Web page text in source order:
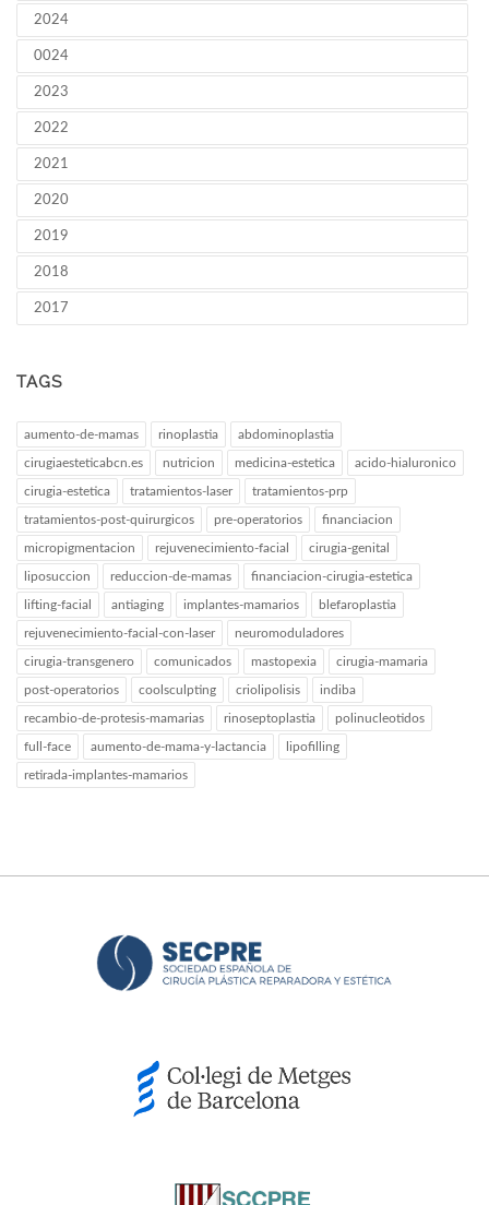
2024
0024
2023
2022
2021
2020
2019
2018
2017
TAGS
aumento-de-mamas rinoplastia abdominoplastia
cirugiaesteticabcn.es nutricion medicina-estetica acido-hialuronico
cirugia-estetica tratamientos-laser tratamientos-prp
tratamientos-post-quirurgicos pre-operatorios financiacion
micropigmentacion rejuvenecimiento-facial cirugia-genital
liposuccion reduccion-de-mamas financiacion-cirugia-estetica
lifting-facial antiaging implantes-mamarios blefaroplastia
rejuvenecimiento-facial-con-laser neuromoduladores
cirugia-transgenero comunicados mastopexia cirugia-mamaria
post-operatorios coolsculpting criolipolisis indiba
recambio-de-protesis-mamarias rinoseptoplastia polinucleotidos
full-face aumento-de-mama-y-lactancia lipofilling
retirada-implantes-mamarios